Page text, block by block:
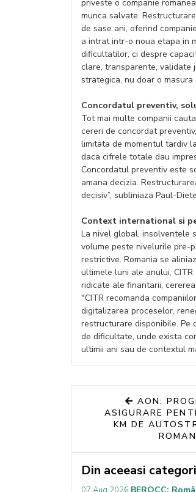
priveste o companie
munca salvate.
de sase ani, oferind
a intrat intr-o noua etapa in
dificultatilor, ci despre
clare, transparente, validate
strategica, nu doar o masura
Concordatul preventiv,
Tot mai multe companii
cereri de concordat
limitata de momentul tardiv
daca cifrele totale dau
Concordatul preventiv este
amana decizia.
decisiv”, subliniaza Paul-
Context international si
La nivel global, insolventele
volume peste nivelurile pre-
restrictive. Romania se
ultimele luni ale anului,
ridicate ale finantarii,
"CITR recomanda
digitalizarea proceselor,
restructurare disponibile.
de dificultate, unde exista
ultimii ani sau de contextul
AON:
ASIGURARE
KM DE
Din aceeasi